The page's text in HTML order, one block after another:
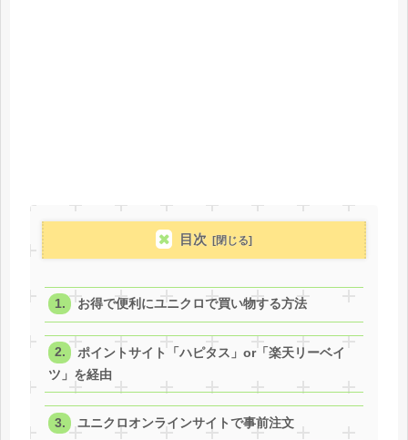
目次
お得で便利にユニクロで買い物する方法
ポイントサイト「ハピタス」or「楽天リーベイ
ツ」を経由
ユニクロオンラインサイトで事前注文